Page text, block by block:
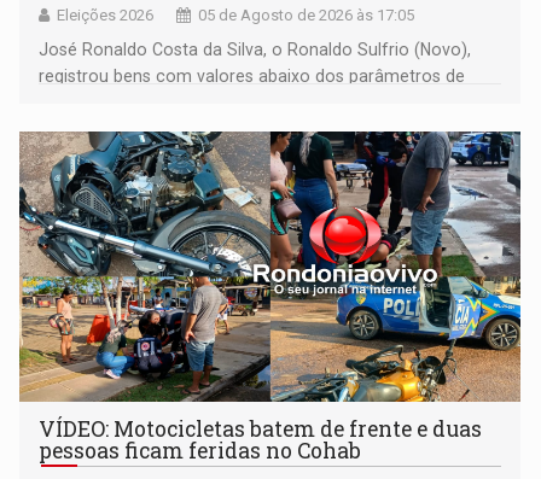
Eleições 2026 05 de Agosto de 2026 às 17:05
José Ronaldo Costa da Silva, o Ronaldo Sulfrio (Novo),
registrou bens com valores abaixo dos parâmetros de
milhões
VÍDEO: Motocicletas batem de frente e duas
pessoas ficam feridas no Cohab